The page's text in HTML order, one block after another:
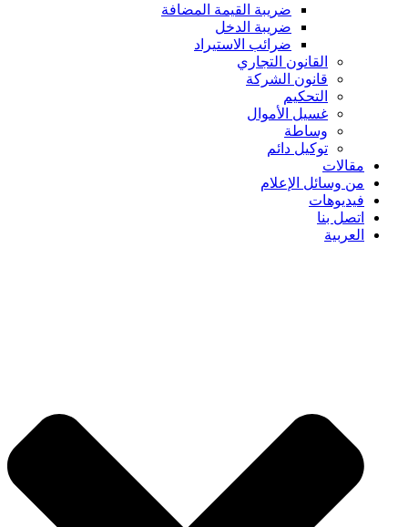
ضريبة القيمة المضافة
ضريبة الدخل
ضرائب الاستيراد
القانون التجاري
قانون الشركة
التحكيم
غسيل الأموال
وساطة
توكيل دائم
مقالات
من وسائل الإعلام
فيديوهات
اتصل بنا
العربية